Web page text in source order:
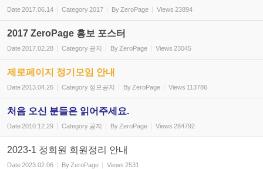
Date2017.06.14 Category2017 By ZeroPage Views 23894
2017 ZeroPage 홍보 포스터
Date2017.02.28 Category 공지 By ZeroPage Views 23045
제로페이지 정기모임 안내
Date2013.04.26 Category 정모공지 By ZeroPage Views 113786
처음 오신 분들은 읽어주세요.
Date2010.12.29 Category 공지 By ZeroPage Views 284792
2023-1 정회원 회원정리 안내
Date2023.02.06 By ZeroPage Views 2531